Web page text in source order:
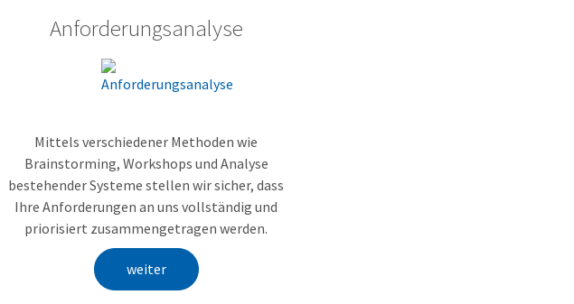
Anforderungsanalyse
Mittels verschiedener Methoden wie
Brainstorming, Workshops und Analyse
bestehender Systeme stellen wir sicher, dass
Ihre Anforderungen an uns vollständig und
priorisiert zusammengetragen werden.
weiter